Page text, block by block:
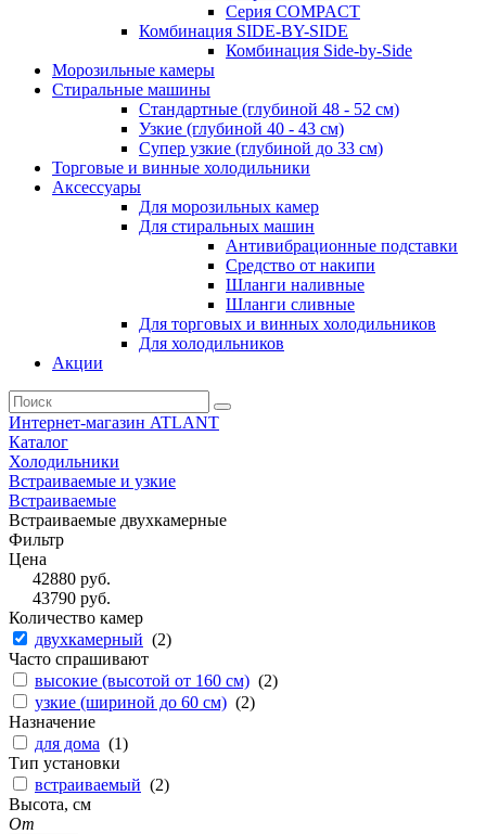
Серия СOMPACT
Комбинация SIDE-BY-SIDE
Комбинация Side-by-Side
Морозильные камеры
Стиральные машины
Стандартные (глубиной 48 - 52 см)
Узкие (глубиной 40 - 43 см)
Супер узкие (глубиной до 33 см)
Торговые и винные холодильники
Аксессуары
Для морозильных камер
Для стиральных машин
Антивибрационные подставки
Средство от накипи
Шланги наливные
Шланги сливные
Для торговых и винных холодильников
Для холодильников
Акции
Интернет-магазин ATLANT
Каталог
Холодильники
Встраиваемые и узкие
Встраиваемые
Встраиваемые двухкамерные
Фильтр
Цена
42880руб.
43790руб.
Количество камер
двухкамерный (2)
Часто спрашивают
высокие (высотой от 160 см) (2)
узкие (шириной до 60 см) (2)
Назначение
для дома (1)
Тип установки
встраиваемый (2)
Высота, см
От